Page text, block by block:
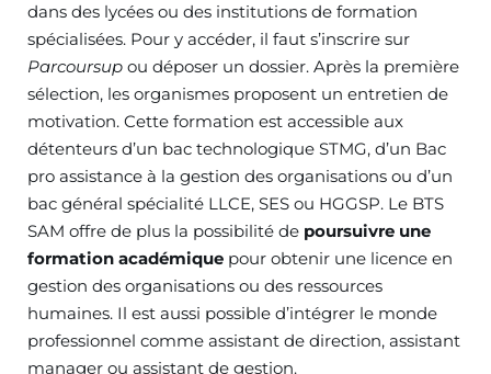
dans des lycées ou des institutions de formation
spécialisées. Pour y accéder, il faut s’inscrire sur
Parcoursup ou déposer un dossier. Après la première
sélection, les organismes proposent un entretien de
motivation. Cette formation est accessible aux
détenteurs d’un bac technologique STMG, d’un Bac
pro assistance à la gestion des organisations ou d’un
bac général spécialité LLCE, SES ou HGGSP. Le BTS
SAM offre de plus la possibilité de poursuivre une
formation académique pour obtenir une licence en
gestion des organisations ou des ressources
humaines. Il est aussi possible d’intégrer le monde
professionnel comme assistant de direction, assistant
manager ou assistant de gestion.